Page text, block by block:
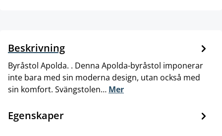
Beskrivning
Byråstol Apolda. . Denna Apolda-byråstol imponerar
inte bara med sin moderna design, utan också med
sin komfort. Svängstolen… Mer
Egenskaper